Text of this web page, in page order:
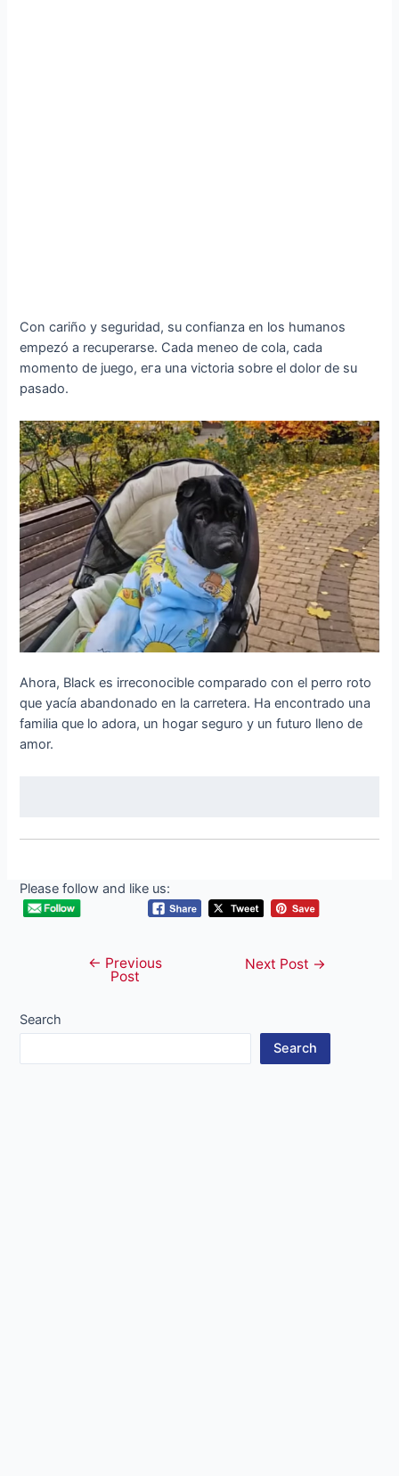
Con cariño y seguridad, su confianza en los humanos
empezó a recuperarse. Cada meneo de cola, cada
momento de juego, eга una victoria sobre el dolor de su
pasado.
Ahora, Black es irreconocible comparado con el perro roto
que yacía abandonado en la carretera. Ha encontrado una
familia que lo adora, un hogar seguro y un futuro lleno de
amor.
Please follow and like us:
navigation
← Previous
Post
Next Post →
Search
Search